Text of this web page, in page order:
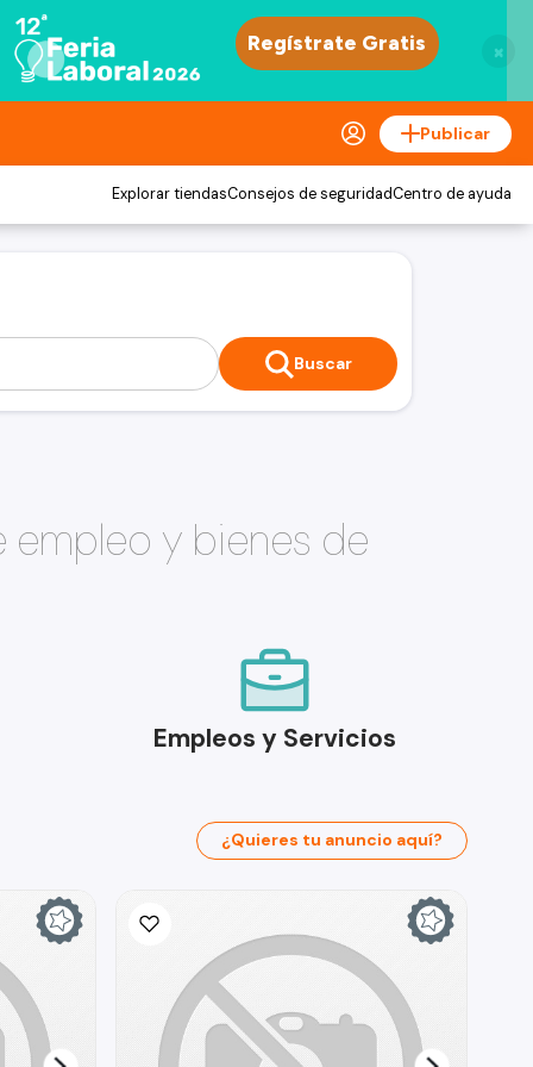
×
Publicar
Explorar tiendasConsejos de seguridadCentro de ayuda
Buscar
empleo y bienes de
Empleos y Servicios
¿Quieres tu anuncio aquí?